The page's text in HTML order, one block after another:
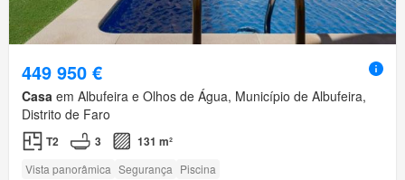
449 950 €
Casa em Albufeira e Olhos de Água, Município de Albufeira,
Distrito de Faro
T2 3 131 m²
Vista panorâmica Segurança Piscina